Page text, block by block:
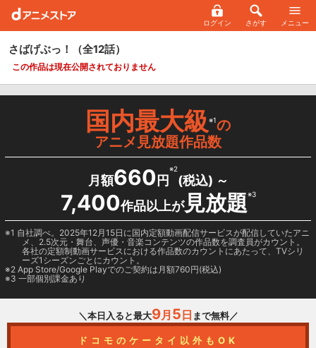
ログイン さがす メニュー
さばげぶっ！ （全12話）
この作品は現在公開されておりません
国内最大級※1の
アニメ見放題作品数
月額660 円
※2
(税込) ～
7,400作品以上が見放題※3
1 自社調べ。2025年12月15日に国内定額動画配信サービスが配信していたアニ
メ、2.5次元・舞台、声優・音楽コンテンツの作品数を調査員がカウント。
各社の定額制動画サービスにおける作品数のカウントにあたって、TVシリ
ーズ1シーズンごとにカウント。
2 App Store/Google Playでのご契約は月額760円(税込)
3 一部個別課金あり
＼本日入ると最大9月 5 日 まで無料／
ドコモのケータイ以外もOK